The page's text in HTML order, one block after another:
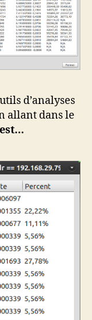
d’analyses
allant dans le